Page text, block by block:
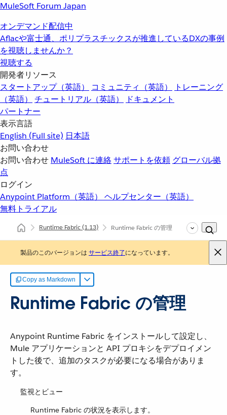
MuleSoft Forum Japan
オンデマンド配信中
Aflacや富士通、ポリプラスチックスが推進しているDXの事例
を視聴しませんか？
視聴する
開発者リソース
スタートアップ（英語）
コミュニティ（英語）
トレーニング
（英語）
チュートリアル（英語）
ドキュメント
パートナー
表示言語
English (Full site) 日本語
お問い合わせ
お問い合わせ MuleSoft に連絡サポートを依頼 グローバル拠
点
ログイン
Anypoint Platform（英語） ヘルプセンター（英語）
無料トライアル
Runtime Fabric(1.13) Runtime Fabric の管理
製品のこのバージョンは サービス終了になっています。
Copy as Markdown
Runtime Fabric の管理
Anypoint Runtime Fabric をインストールして設定し、
Mule アプリケーションと API プロキシをデプロイメン
トした後で、追加のタスクが必要になる場合がありま
す。
監視とビュー
Runtime Fabric の状況を表示します。